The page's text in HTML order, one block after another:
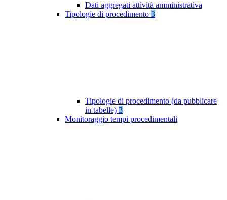
Dati aggregati attività amministrativa
Tipologie di procedimento 3
Tipologie di procedimento (da pubblicare
in tabelle) 3
Monitoraggio tempi procedimentali